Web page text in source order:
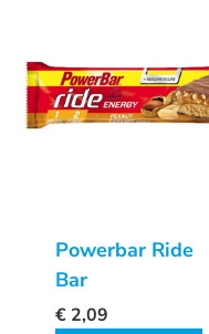
Powerbar Ride
Bar
€ 2,09